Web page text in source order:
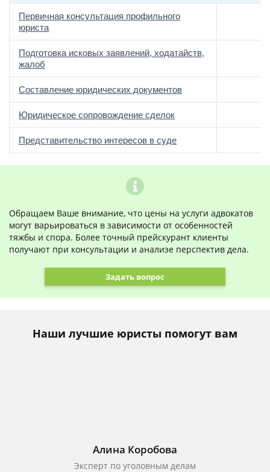
Первичная консультация профильного
юриста
Подготовка исковых заявлений, ходатайств,
жалоб
Составление юридических документов
Юридическое сопровождение сделок
Представительство интересов в суде
Обращаем Ваше внимание, что цены на услуги адвокатов
могут варьироваться в зависимости от особенностей
тяжбы и спора. Более точный прейскурант клиенты
получают при консультации и анализе перспектив дела.
Задать вопрос
Наши лучшие юристы помогут вам
Алина Коробова
Эксперт по уголовным делам